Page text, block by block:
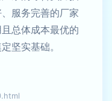
服务完善的厂家
总体成本最优的
坚实基础。